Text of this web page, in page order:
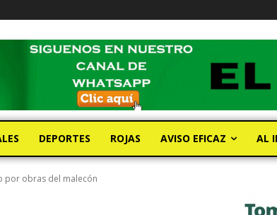
DEPORTES ROJAS AVISO EFICAZ AL
por obras del malecón